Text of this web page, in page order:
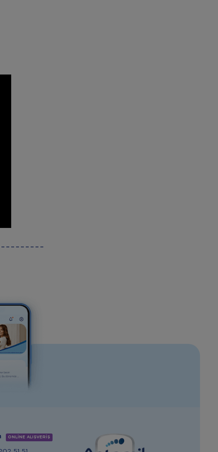
ONLİNE ALIŞVERİŞ